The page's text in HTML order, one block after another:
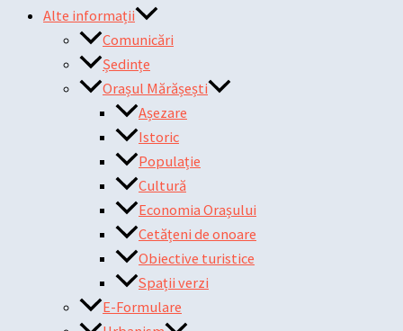
Alte informații
Comunicări
Ședințe
Orașul Mărășești
Așezare
Istoric
Populație
Cultură
Economia Orașului
Cetățeni de onoare
Obiective turistice
Spații verzi
E-Formulare